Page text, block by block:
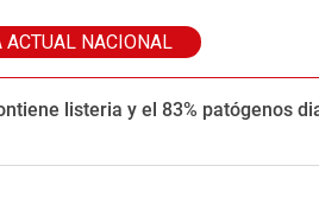
ACTUAL NACIONAL
listeria y el 83% patógenos